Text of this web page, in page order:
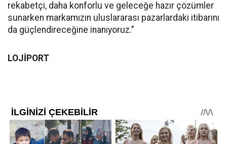
rekabetçi, daha konforlu ve geleceğe hazır çözümler
sunarken markamızın uluslararası pazarlardaki itibarını
da güçlendireceğine inanıyoruz.”
LOJİPORT